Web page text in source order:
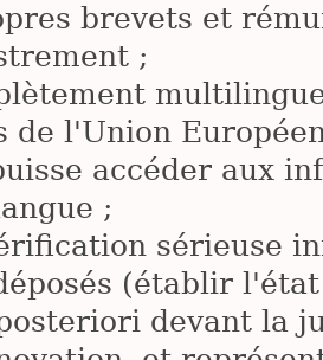
brevets et
;
de l'Union
accéder aux
;
sérieuse
(établir
devant la